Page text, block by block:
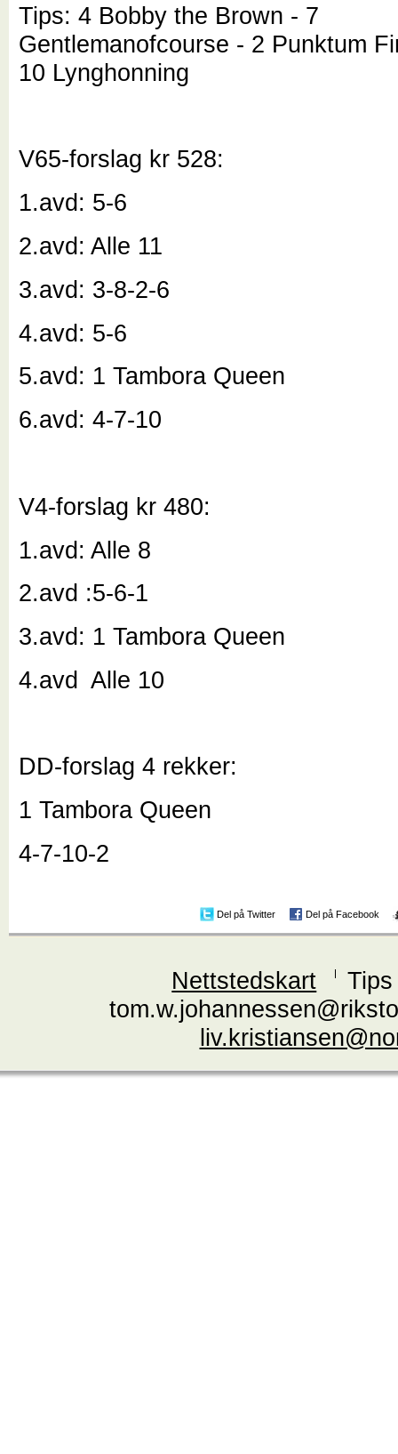
Tips: 4 Bobby the Brown - 7
Gentlemanofcourse - 2 Punktum
10 Lynghonning
V65-forslag kr 528:
1.avd: 5-6
2.avd: Alle 11
3.avd: 3-8-2-6
4.avd: 5-6
5.avd: 1 Tambora Queen
6.avd: 4-7-10
V4-forslag kr 480:
1.avd: Alle 8
2.avd :5-6-1
3.avd: 1 Tambora Queen
4.avd Alle 10
DD-forslag 4 rekker:
1 Tambora Queen
4-7-10-2
Del på Twitter Del på Facebook
Nettstedskart